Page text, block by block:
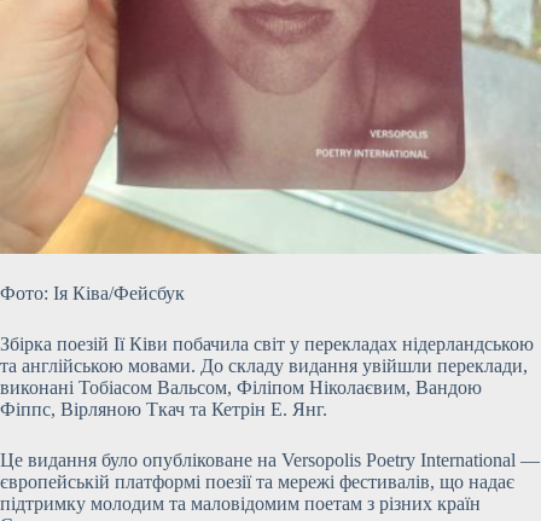
Фото: Ія Ківа/Фейсбук
Збірка поезій Ії Ківи побачила світ у перекладах нідерландською
та англійською мовами. До складу видання увійшли переклади,
виконані Тобіасом Вальсом, Філіпом Ніколаєвим, Вандою
Фіппс, Вірляною Ткач та Кетрін Е. Янг.
Це видання було опубліковане на Versopolis Poetry International —
європейській платформі поезії та мережі фестивалів, що надає
підтримку молодим та маловідомим поетам з різних країн